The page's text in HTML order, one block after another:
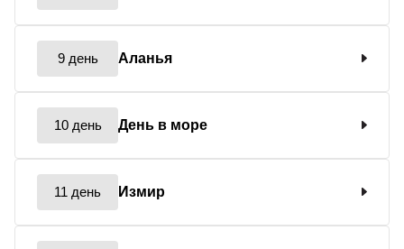
9 день Аланья
10 день День в море
11 день Измир